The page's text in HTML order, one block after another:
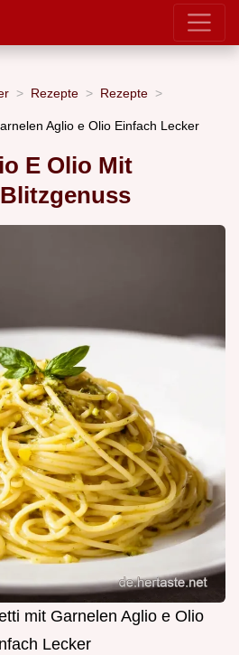
Rezepte Rezepte
Aglio e Olio Einfach Lecker
E Olio Mit
mit Garnelen Aglio e Olio
Lecker